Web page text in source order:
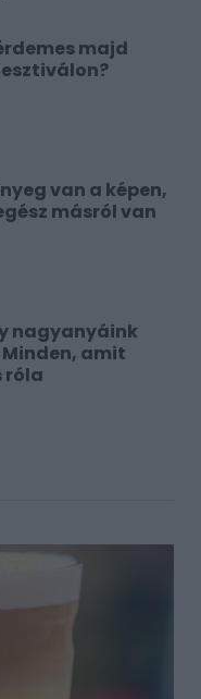
majd
van a képen,
másról van
nagyanyáink
amit
róla